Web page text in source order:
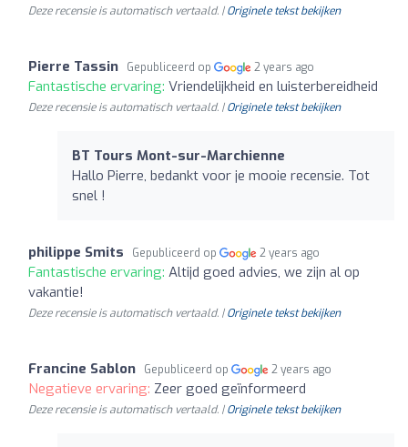
Deze recensie is automatisch vertaald. |Originele tekst bekijken
Pierre Tassin Gepubliceerd op 2 years ago
Fantastische ervaring: Vriendelijkheid en luisterbereidheid
Deze recensie is automatisch vertaald. |Originele tekst bekijken
BT Tours Mont-sur-Marchienne
Hallo Pierre, bedankt voor je mooie recensie. Tot
snel !
philippe Smits Gepubliceerd op 2 years ago
Fantastische ervaring: Altijd goed advies, we zijn al op
vakantie!
Deze recensie is automatisch vertaald. |Originele tekst bekijken
Francine Sablon Gepubliceerd op 2 years ago
Negatieve ervaring: Zeer goed geïnformeerd
Deze recensie is automatisch vertaald. |Originele tekst bekijken